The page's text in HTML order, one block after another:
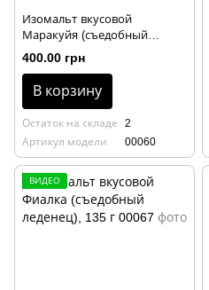
Изомальт вкусовой
Маракуйя (съедобный
леденец), 135 г
400.00 грн
В корзину
Остаток на складе
2
Артикул модели
00060
ВИДЕО